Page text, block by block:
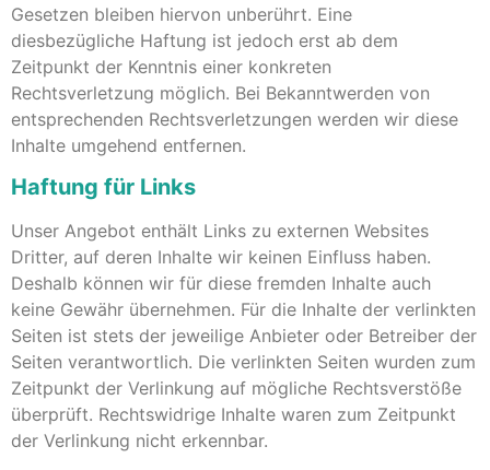
Gesetzen bleiben hiervon unberührt. Eine
diesbezügliche Haftung ist jedoch erst ab dem
Zeitpunkt der Kenntnis einer konkreten
Rechtsverletzung möglich. Bei Bekanntwerden von
entsprechenden Rechtsverletzungen werden wir diese
Inhalte umgehend entfernen.
Haftung für Links
Unser Angebot enthält Links zu externen Websites
Dritter, auf deren Inhalte wir keinen Einfluss haben.
Deshalb können wir für diese fremden Inhalte auch
keine Gewähr übernehmen. Für die Inhalte der verlinkten
Seiten ist stets der jeweilige Anbieter oder Betreiber der
Seiten verantwortlich. Die verlinkten Seiten wurden zum
Zeitpunkt der Verlinkung auf mögliche Rechtsverstöße
überprüft. Rechtswidrige Inhalte waren zum Zeitpunkt
der Verlinkung nicht erkennbar.